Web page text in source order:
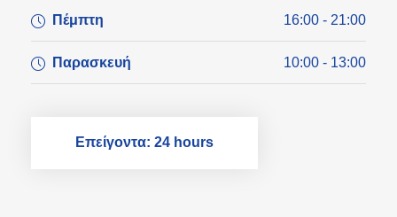
Πέμπτη 16:00 - 21:00
Παρασκευή 10:00 - 13:00
Επείγοντα: 24 hours